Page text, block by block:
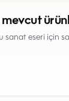
mevcut
sanat eseri için